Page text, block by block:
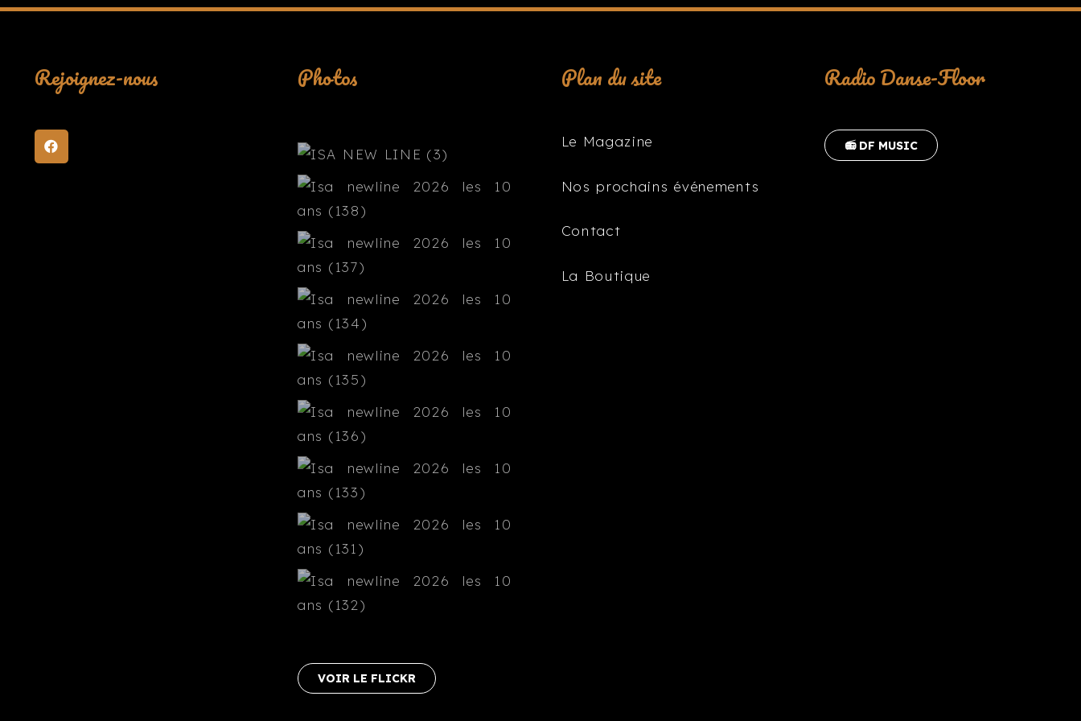
Rejoignez-nous Photos
VOIR LE FLICKR
Plan du site
Le Magazine
Nos prochains événements
Contact
La Boutique
Radio Danse-Floor
📻 DF MUSIC